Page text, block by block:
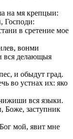
на мя крепцыи:
Господи:
в сретение мое
вонми
вся делающыя
и обыдут град.
во устнах их: яко
вся языки.
Боже, заступник
мой, явит мне